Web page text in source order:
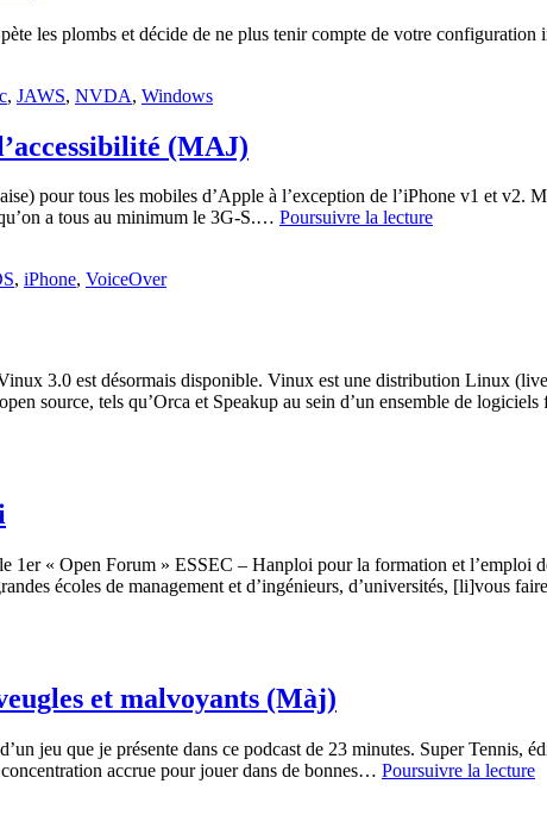
les plombs et décide de ne plus tenir compte de votre
, JAWS, NVDA, Windows
(MAJ)
pour tous les mobiles d’Apple à l’exception de l’iPhone v1 et v2.
a tous au minimum le 3G-S.… Poursuivre la lectureiOS
, iPhone, VoiceOver
3.0 est désormais disponible. Vinux est une distribution Linux
source, tels qu’Orca et Speakup au sein d’un ensemble de
1er « Open Forum » ESSEC – Hanploi pour la formation et l’emploi
écoles de management et d’ingénieurs, d’universités, [li]vous
et malvoyants (Màj)
jeu que je présente dans ce podcast de 23 minutes. Super Tennis,
accrue pour jouer dans de bonnes… Poursuivre la lecture